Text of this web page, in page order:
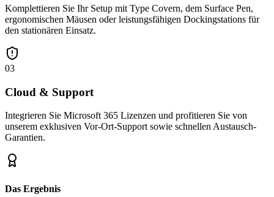
Komplettieren Sie Ihr Setup mit Type Covern, dem Surface Pen,
ergonomischen Mäusen oder leistungsfähigen Dockingstations für
den stationären Einsatz.
03
Cloud & Support
Integrieren Sie Microsoft 365 Lizenzen und profitieren Sie von
unserem exklusiven Vor-Ort-Support sowie schnellen Austausch-
Garantien.
Das Ergebnis